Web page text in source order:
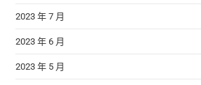
2023 年 7 月
2023 年 6 月
2023 年 5 月